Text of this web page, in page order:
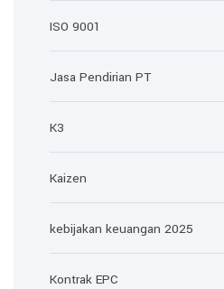
ISO 9001
Jasa Pendirian PT
K3
Kaizen
kebijakan keuangan 2025
Kontrak EPC